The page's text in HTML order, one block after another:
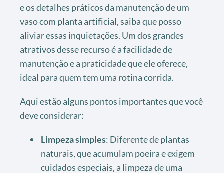
e os detalhes práticos da manutenção de um
vaso com planta artificial, saiba que posso
aliviar essas inquietações. Um dos grandes
atrativos desse recurso é a facilidade de
manutenção e a praticidade que ele oferece,
ideal para quem tem uma rotina corrida.
Aqui estão alguns pontos importantes que você
deve considerar:
Limpeza simples: Diferente de plantas
naturais, que acumulam poeira e exigem
cuidados especiais, a limpeza de uma